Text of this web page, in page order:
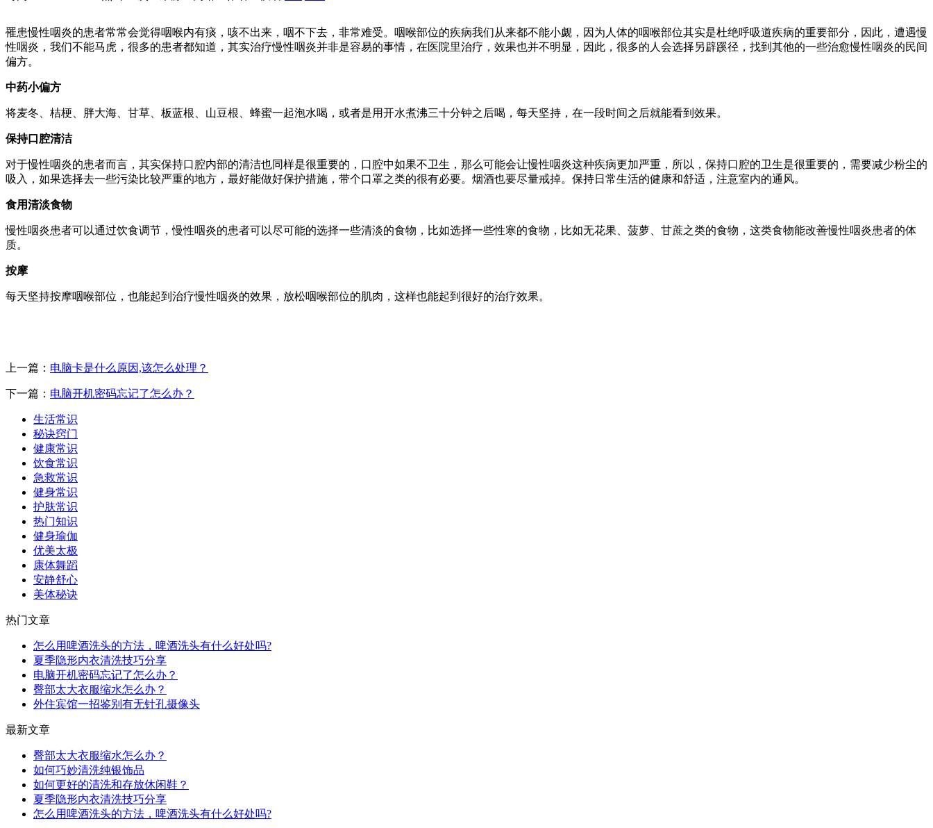
罹患慢性咽炎的患者常常会觉得咽喉内有痰，咳不出来，咽不下去，非常难受。咽喉部位的疾病我们从来都不能小觑，因为人体的咽喉部位其实是杜绝呼吸道疾病的重要部分，因此，遭遇慢
性咽炎，我们不能马虎，很多的患者都知道，其实治疗慢性咽炎并非是容易的事情，在医院里治疗，效果也并不明显，因此，很多的人会选择另辟蹊径，找到其他的一些治愈慢性咽炎的民间
偏方。
中药小偏方
将麦冬、桔梗、胖大海、甘草、板蓝根、山豆根、蜂蜜一起泡水喝，或者是用开水煮沸三十分钟之后喝，每天坚持，在一段时间之后就能看到效果。
保持口腔清洁
对于慢性咽炎的患者而言，其实保持口腔内部的清洁也同样是很重要的，口腔中如果不卫生，那么可能会让慢性咽炎这种疾病更加严重，所以，保持口腔的卫生是很重要的，需要减少粉尘的
吸入，如果选择去一些污染比较严重的地方，最好能做好保护措施，带个口罩之类的很有必要。烟酒也要尽量戒掉。保持日常生活的健康和舒适，注意室内的通风。
食用清淡食物
慢性咽炎患者可以通过饮食调节，慢性咽炎的患者可以尽可能的选择一些清淡的食物，比如选择一些性寒的食物，比如无花果、菠萝、甘蔗之类的食物，这类食物能改善慢性咽炎患者的体
质。
按摩
每天坚持按摩咽喉部位，也能起到治疗慢性咽炎的效果，放松咽喉部位的肌肉，这样也能起到很好的治疗效果。
上一篇： 电脑卡是什么原因,该怎么处理？
下一篇： 电脑开机密码忘记了怎么办？
生活常识
秘诀窍门
健康常识
饮食常识
急救常识
健身常识
护肤常识
热门知识
健身瑜伽
优美太极
康体舞蹈
安静舒心
美体秘诀
热门文章
怎么用啤酒洗头的方法，啤酒洗头有什么好处吗?
夏季隐形内衣清洗技巧分享
电脑开机密码忘记了怎么办？
臀部太大衣服缩水怎么办？
外住宾馆一招鉴别有无针孔摄像头
最新文章
臀部太大衣服缩水怎么办？
如何巧妙清洗纯银饰品
如何更好的清洗和存放休闲鞋？
夏季隐形内衣清洗技巧分享
怎么用啤酒洗头的方法，啤酒洗头有什么好处吗?